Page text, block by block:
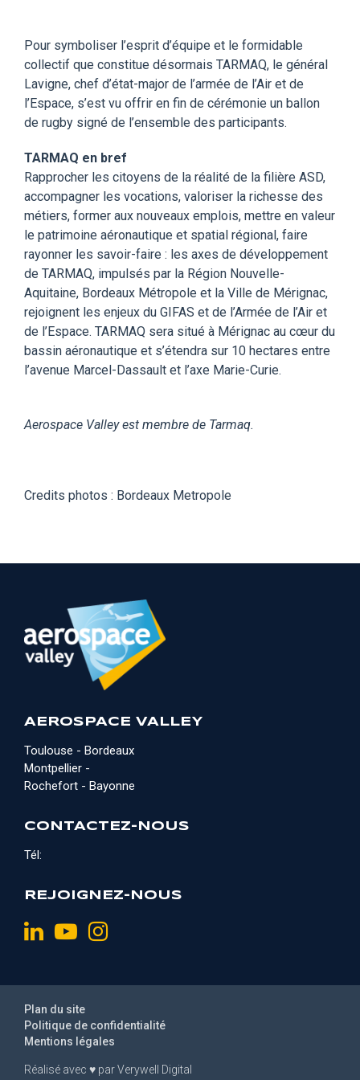
Pour symboliser l’esprit d’équipe et le formidable
collectif que constitue désormais TARMAQ, le général
Lavigne, chef d’état-major de l’armée de l’Air et de
l’Espace, s’est vu offrir en fin de cérémonie un ballon
de rugby signé de l’ensemble des participants.
TARMAQ en bref
Rapprocher les citoyens de la réalité de la filière ASD,
accompagner les vocations, valoriser la richesse des
métiers, former aux nouveaux emplois, mettre en valeur
le patrimoine aéronautique et spatial régional, faire
rayonner les savoir-faire : les axes de développement
de TARMAQ, impulsés par la Région Nouvelle-
Aquitaine, Bordeaux Métropole et la Ville de Mérignac,
rejoignent les enjeux du GIFAS et de l’Armée de l’Air et
de l’Espace. TARMAQ sera situé à Mérignac au cœur du
bassin aéronautique et s’étendra sur 10 hectares entre
l’avenue Marcel-Dassault et l’axe Marie-Curie.
Aerospace Valley est membre de Tarmaq.
Credits photos : Bordeaux Metropole
AEROSPACE VALLEY
Toulouse - Bordeaux
Montpellier -
Rochefort - Bayonne
CONTACTEZ-NOUS
Tél:
REJOIGNEZ-NOUS
Réalisé avec ♥ parVerywell Digital
Mentions légales
Politique de confidentialité
Plan du site